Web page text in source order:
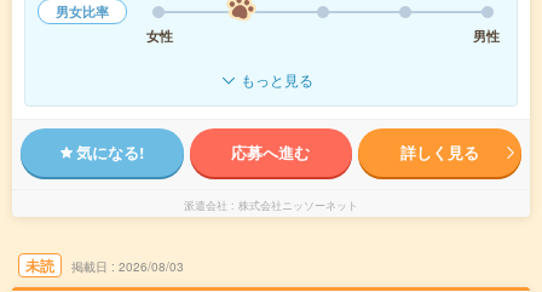
男女比率
女性
男性
もっと見る
気になる! 応募へ進む 詳しく見る
派遣会社 株式会社ニッソーネット
未読 掲載日 2026/08/03